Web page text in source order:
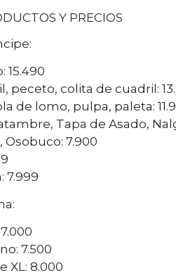
Y PRECIOS
15.490
peceto, colita de cuadril:
de lomo, pulpa, paleta:
Tapa de Asado,
Osobuco: 7.900
7.999
7.500
XL: 8.000